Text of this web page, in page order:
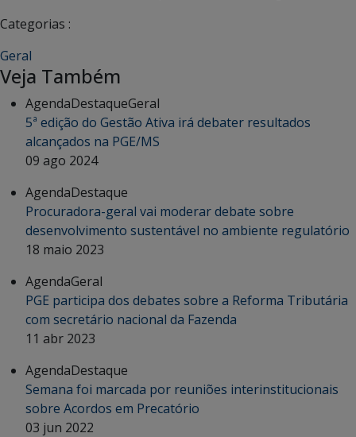
Categorias :
Geral
Veja Também
AgendaDestaqueGeral
5ª edição do Gestão Ativa irá debater resultados
alcançados na PGE/MS
09 ago 2024
AgendaDestaque
Procuradora-geral vai moderar debate sobre
desenvolvimento sustentável no ambiente regulatório
18 maio 2023
AgendaGeral
PGE participa dos debates sobre a Reforma Tributária
com secretário nacional da Fazenda
11 abr 2023
AgendaDestaque
Semana foi marcada por reuniões interinstitucionais
sobre Acordos em Precatório
03 jun 2022